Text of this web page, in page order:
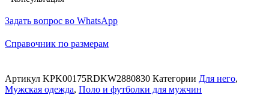
Задать вопрос во WhatsApp
Справочник по размерам
Артикул KPK00175RDKW2880830 Категории Для него,
Мужская одежда, Поло и футболки для мужчин